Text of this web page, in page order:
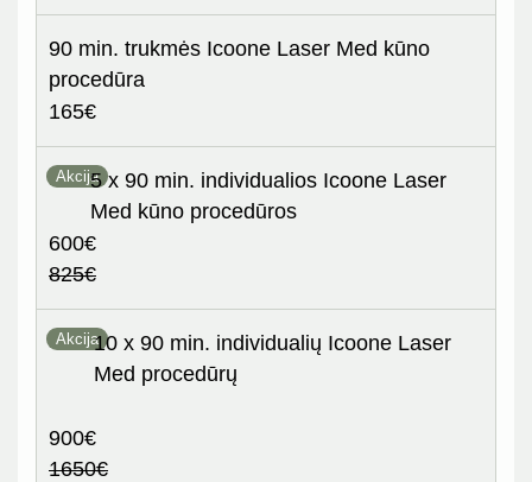
90 min. trukmės Icoone Laser Med kūno
procedūra
165€
Akcija5 x 90 min. individualios Icoone Laser
Med kūno procedūros
600€
825€
Akcija10 x 90 min. individualių Icoone Laser
Med procedūrų
900€
1650€